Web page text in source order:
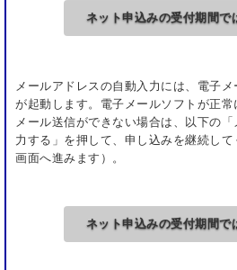
およぶ者
その他の不正行為を行う者
※なお、厳正公正な施行のた
試験中の飲食、喫煙はでき
ネット申込みの受付期間で
メールアドレスの自動入力には、電子
が起動します。電子メールソフトが正
メール送信ができない場合は、以下の
力する」を押して、申し込みを継続し
画面へ進みます）。
ネット申込みの受付期間で